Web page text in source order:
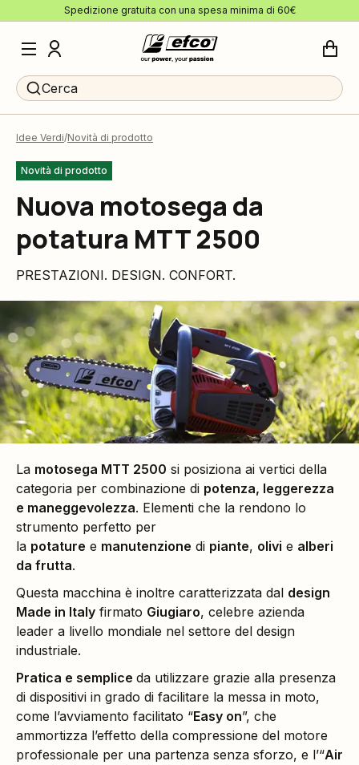
Spedizione gratuita con una spesa minima di 60€
Cerca
Idee Verdi Novità di prodotto
Novità di prodotto
Nuova motosega da
potatura MTT 2500
PRESTAZIONI. DESIGN. CONFORT.
La motosega MTT 2500 si posiziona ai vertici della
categoria per combinazione di potenza, leggerezza
e maneggevolezza. Elementi che la rendono lo
strumento perfetto per
la potature e manutenzione di piante, olivi e alberi
da frutta.
Questa macchina è inoltre caratterizzata dal design
Made in Italy firmato Giugiaro, celebre azienda
leader a livello mondiale nel settore del design
industriale.
Pratica e semplice da utilizzare grazie alla presenza
di dispositivi in grado di facilitare la messa in moto,
come l’avviamento facilitato “Easy on”, che
ammortizza l’effetto della compressione del motore
professionale per una partenza senza sforzo, e l’“Air